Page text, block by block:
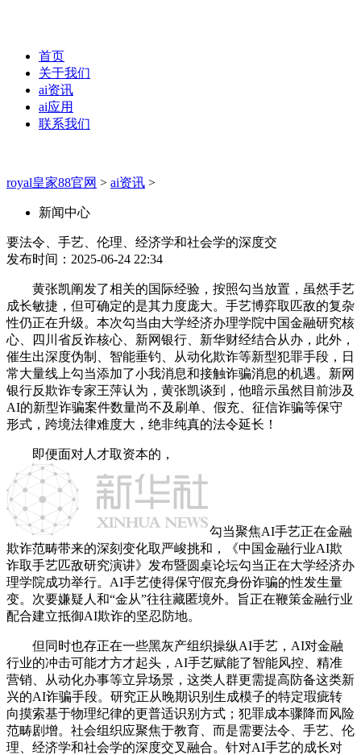
首页
关于我们
ai资讯
ai应用
联系我们
royal皇家88官网 > ai资讯 >
新闻中心
要法令、手艺、伦理、经济学和社会学的深度交
发布时间：2025-06-24 22:34
黄张凯阐发了相关的国际经验，按照勾当放置，虽然手艺
成长敏捷，但可确定的是其力度庞大。手艺博弈取匹敌的复杂
性仍正在升级。本次勾当由大学经济办理学院中国金融研究核
心、四川省反诈核心、新网银行、新华财经结合从办，此外，
催生出深度伪制、智能垂钓、从动化欺诈等新型犯罪手段，日
常大量线上勾当添加了小我消息和接触诈骗消息的机遇。新网
银行反欺诈专家王萍认为，黄张凯谈到，他暗示虽然目前涉及
AI的新型诈骗案件数量尚不及刷单、假充、征信诈骗等保守
形式，跨境法律难度大，绝非纯真的法令延长！
即便面对人才取资本的，
勾当聚焦AI手艺正在金融
欺诈范畴带来的深刻变化取严峻挑和，《中国金融行业AI欺
诈取手艺匹敌研究演讲》发布暨圆桌论坛勾当正在大学经济办
理学院成功举行。AI手艺使得保守假充身份诈骗的性发生量
变。次要嫌疑人和“金从”往往藏匿境外。旨正在鞭策金融行业
配合建立抵御AI欺诈的坚忍防地。
但同时也存正在一些黑灰产组织操纵AI手艺，AI对金融
行业的冲击可能才方才起头，AI手艺赋能了智能风控、精准
营销、从动化办事等立异场景，这类人群更需提高防备这类新
兴的AI诈骗手段。研究正从晚期识别生成模子的特定瑕疵转
向摸索基于物理纪律的更普适识别方式；犯罪成本骤降而风险
范畴剧增。社会组织应聚焦于教育、而是需要法令、手艺、伦
理、经济学和社会学的深度交叉融合。针对AI手艺的成长对